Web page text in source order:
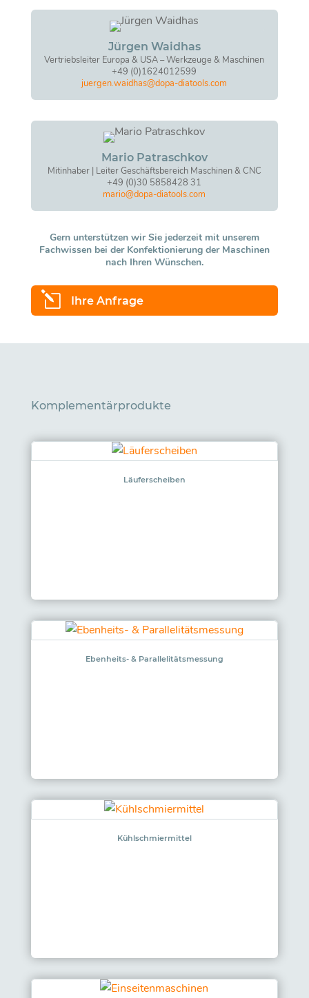
Jürgen Waidhas
Vertriebsleiter Europa & USA – Werkzeuge & Maschinen
+49 (0)1624012599
juergen.waidhas@dopa-diatools.com
Mario Patraschkov
Mitinhaber | Leiter Geschäftsbereich Maschinen & CNC
+49 (0)30 5858428 31
mario@dopa-diatools.com
Gern unterstützen wir Sie jederzeit mit unserem
Fachwissen bei der Konfektionierung der Maschinen
nach Ihren Wünschen.
l Ihre Anfrage
Komplementärprodukte
Läuferscheiben
Ebenheits- & Parallelitätsmessung
Kühlschmiermittel